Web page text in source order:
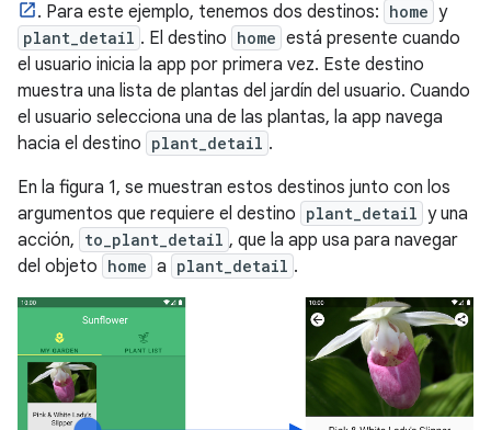
. Para este ejemplo, tenemos dos destinos: home y
plant_detail . El destino home está presente cuando
el usuario inicia la app por primera vez. Este destino
muestra una lista de plantas del jardín del usuario. Cuando
el usuario selecciona una de las plantas, la app navega
hacia el destino plant_detail .
En la figura 1, se muestran estos destinos junto con los
argumentos que requiere el destino plant_detail y una
acción, to_plant_detail , que la app usa para navegar
del objeto home a plant_detail .